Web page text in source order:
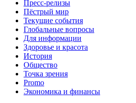
Пресс-релизы
Пёстрый мир
Текущие события
Глобальные вопросы
Для информации
Здоровье и красота
История
Общество
Точка зрения
Promo
Экономика и финансы